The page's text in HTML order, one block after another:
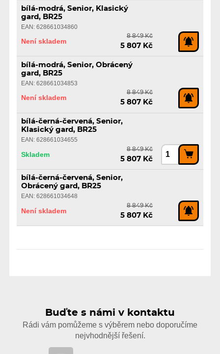
bílá-modrá, Senior, Klasický
gard, BR25
EAN: 628661034860
Není skladem
8 849 Kč
5 807 Kč
bílá-modrá, Senior, Obrácený
gard, BR25
EAN: 628661034853
Není skladem
8 849 Kč
5 807 Kč
bílá-černá-červená, Senior,
Klasický gard, BR25
EAN: 628661034655
Skladem
8 849 Kč
5 807 Kč
bílá-černá-červená, Senior,
Obrácený gard, BR25
EAN: 628661034648
Není skladem
8 849 Kč
5 807 Kč
Buďte s námi v kontaktu
Rádi vám pomůžeme s výběrem nebo doporučíme
nejvhodnější řešení.